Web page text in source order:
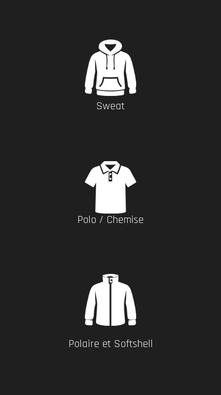
Sweat
Polo / Chemise
Polaire et Softshell